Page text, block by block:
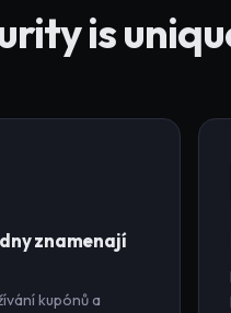
is
znamenají
kupónů a